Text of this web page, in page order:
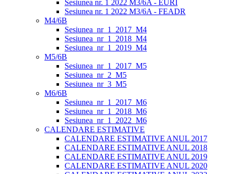
Sesiunea nr. 1 2022 M3/6A - EURI
Sesiunea nr. 1 2022 M3/6A - FEADR
M4/6B
Sesiunea_nr_1_2017_M4
Sesiunea_nr_1_2018_M4
Sesiunea_nr_1_2019_M4
M5/6B
Sesiunea_nr_1_2017_M5
Sesiunea_nr_2_M5
Sesiunea_nr_3_M5
M6/6B
Sesiunea_nr_1_2017_M6
Sesiunea_nr_1_2018_M6
Sesiunea_nr_1_2022_M6
CALENDARE ESTIMATIVE
CALENDARE ESTIMATIVE ANUL 2017
CALENDARE ESTIMATIVE ANUL 2018
CALENDARE ESTIMATIVE ANUL 2019
CALENDARE ESTIMATIVE ANUL 2020